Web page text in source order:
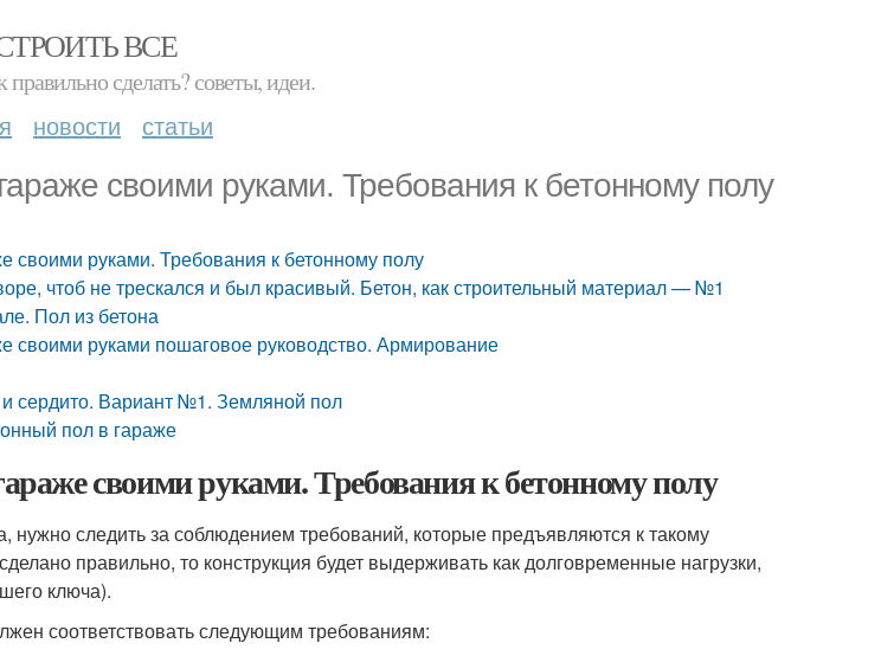
ВСЕ
правильно сделать? советы, идеи.
новости статьи
своими руками. Требования к бетонному полу
своими руками. Требования к бетонному полу
чтоб не трескался и был красивый. Бетон, как строительный материал — №1
Пол из бетона
своими руками пошаговое руководство. Армирование
сердито. Вариант №1. Земляной пол
пол в гараже
своими руками. Требования к бетонному полу
нужно следить за соблюдением требований, которые предъявляются к такому
правильно, то конструкция будет выдерживать как долговременные нагрузки,
ключа).
соответствовать следующим требованиям: